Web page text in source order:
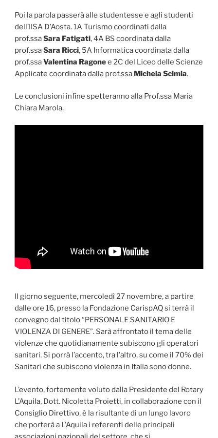
Poi la parola passerà alle studentesse e agli studenti
dell’IISA D’Aosta. 1A Turismo coordinati dalla
prof.ssaSara Fatigati, 4A BS coordinata dalla
prof.ssaSara Ricci, 5A Informatica coordinata dalla
prof.ssaValentina Ragonee 2C del Liceo delle Scienze
Applicate coordinata dalla prof.ssa Michela Scimia.
Le conclusioni infine spetteranno alla Prof.ssa Maria
Chiara Marola.
Il giorno seguente, mercoledì 27 novembre, a partire
dalle ore 16, presso la Fondazione CarispAQ si terrà il
convegno dal titolo “PERSONALE SANITARIO E
VIOLENZA DI GENERE”. Sarà affrontato il tema delle
violenze che quotidianamente subiscono gli operatori
sanitari. Si porrà l’accento, tra l’altro, su come il 70% dei
Sanitari che subiscono violenza in Italia sono donne.
L’evento, fortemente voluto dalla Presidente del Rotary
L’Aquila, Dott. Nicoletta Proietti, in collaborazione con il
Consiglio Direttivo, è la risultante di un lungo lavoro
che porterà a L’Aquila i referenti delle principali